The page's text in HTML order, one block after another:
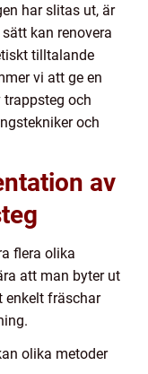
har slitas ut, är
kan renovera
tilltalande
vi att ge en
trappsteg och
och
av
flera olika
att man byter ut
enkelt fräschar
olika metoder